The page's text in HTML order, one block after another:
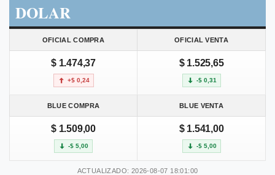
DOLAR
OFICIAL COMPRA OFICIAL VENTA
$ 1.474,37
+$ 0,24
$ 1.525,65
-$ 0,31
BLUE COMPRA BLUE VENTA
$ 1.509,00
-$ 5,00
$ 1.541,00
-$ 5,00
ACTUALIZADO: 2026-08-07 18:01:00